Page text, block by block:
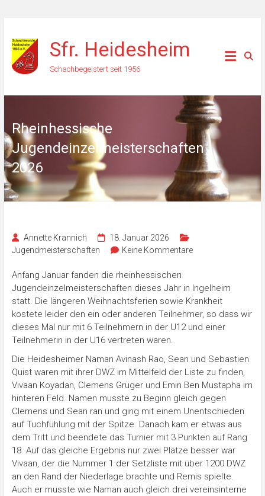
Inhalt
springen
Sfr. Heidesheim
Schachbegeistert seit 1956
Rheinhessische
Jugendeinzelmeisterschaften
2026
Annette Krannich
18. Januar 2026
Jugendmeisterschaften
Keine Kommentare
Anfang Januar fanden die rheinhessischen
Jugendeinzelmeisterschaften dieses Jahr in Ingelheim
statt. Die längeren Weihnachtsferien sowie Krankheit
kostete leider den ein oder anderen Teilnehmer, so dass wir
dieses Mal nur mit 6 Teilnehmern in der U12 und einer
Teilnehmerin in der U16 vertreten waren.
Die Heidesheimer Naman Avinash Rao, Sean und Sebastien
Quist waren mit ihrer DWZ im Mittelfeld der Liste zu finden,
Vivaan Koyadan, Clemens Grüger und Emin Ben Mustapha im
hinteren Feld. Namen musste zu Beginn gleich gegen
Clemens und Sean ran und ging mit einem Unentschieden
auf Tuchfühlung mit der Spitze. Danach kam er etwas aus
dem Tritt und beendete das Turnier mit 3 Punkten auf Rang
18. Auf das gleiche Ergebnis nur zwei Plätze besser war
Vivaan, der die Nummer 1 der Setzliste mit über 1200 DWZ
an den Rand der Niederlage brachte und Remis spielte.
Auch er musste wie Naman auch gleich drei vereinsinterne